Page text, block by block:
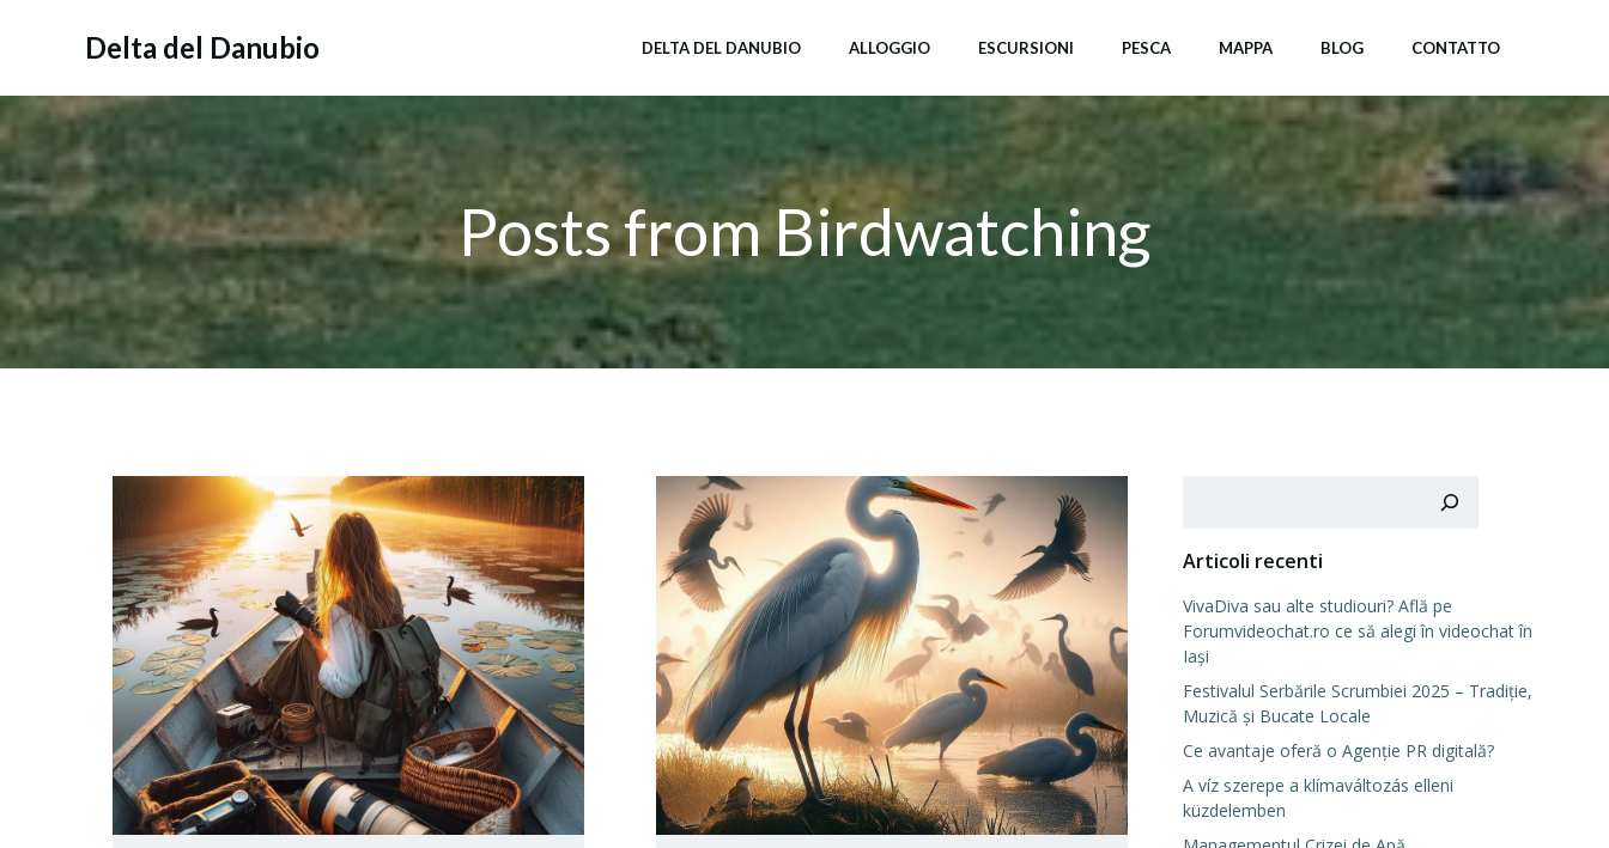
Delta del Danubio DELTA DEL DANUBIO ALLOGGIO ESCURSIONI PESCA MAPPA BLOG CONTATTO
Posts from Birdwatching
Articoli recenti
VivaDiva sau alte studiouri? Află pe
Forumvideochat.ro ce să alegi în videochat în
Iași
Festivalul Serbările Scrumbiei 2025 – Tradiție,
Muzică și Bucate Locale
Ce avantaje oferă o Agenție PR digitală?
A víz szerepe a klímaváltozás elleni
küzdelemben